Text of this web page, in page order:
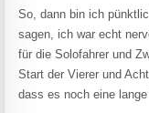
So, dann bin ich
sagen, ich war echt
für die Solofahrer und
Start der Vierer und
dass es noch eine